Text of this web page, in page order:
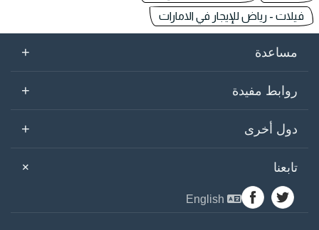
فيلات - رياض للإيجار في الامارات
مساعدة +
روابط مفيدة +
دول أخرى +
تابعنا +